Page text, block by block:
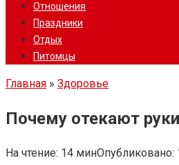
Отношения
Праздники
Отдых
Питомцы
Главная » Здоровье
Почему отекают
На чтение: 14 минОпубликовано: